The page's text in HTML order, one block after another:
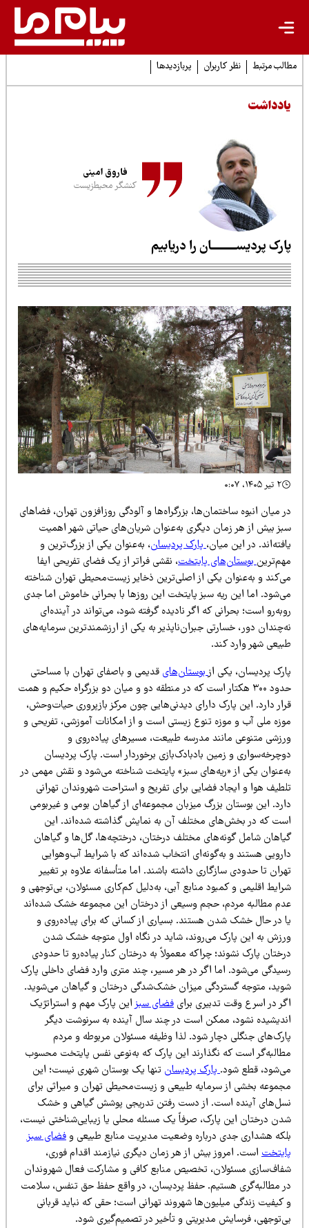
مرتبط نظر کاربران پربازدیدها
فاروق امینی
کنشگر محیط‌زیست
پردیســـــــــان را دریابیم
میان انبوه ساختمان‌ها، بزرگراه‌ها و آلودگی روزافزون تهران، فضاهای
بیش از هر زمان دیگری به‌عنوان شریان‌های حیاتی شهر اهمیت
در این میان، پارک پردیسان، به‌عنوان یکی از بزرگ‌ترین و
بوستان‌های پایتخت، نقشی فراتر از یک فضای تفریحی ایفا
و به‌عنوان یکی از اصلی‌ترین ذخایر زیست‌محیطی تهران شناخته
اما این ریه سبز پایتخت این روزها با بحرانی خاموش اما جدی
است؛ بحرانی که اگر نادیده گرفته شود، می‌تواند در آینده‌ای
دور، خسارتی جبران‌ناپذیر به یکی از ارزشمندترین سرمایه‌های
شهر وارد کند.
پردیسان، یکی ازبوستان‌هایقدیمی و باصفای تهران با مساحتی
حدود ۳۰۰ هکتار است که در منطقه دو و میان دو بزرگراه حکیم و همت
دارد. این پارک دارای دیدنی‌هایی چون مرکز بازپروری حیات‌وحش،
ملی آب و موزه تنوع زیستی است و از امکانات آموزشی، تفریحی و
متنوعی مانند مدرسه طبیعت، مسیرهای پیاده‌روی و
و زمین بادبادک‌بازی برخوردار است. پارک پردیسان
یکی از «ریه‌های سبز» پایتخت شناخته می‌شود و نقش مهمی در
هوا و ایجاد فضایی برای تفریح و استراحت شهروندان تهرانی
این بوستان بزرگ میزبان مجموعه‌ای از گیاهان بومی و غیربومی
که در بخش‌های مختلف آن به نمایش گذاشته شده‌اند. این
شامل گونه‌های مختلف درختان، درختچه‌ها، گل‌ها و گیاهان
هستند و به‌گونه‌ای انتخاب شده‌اند که با شرایط آب‌وهوایی
تا حدودی سازگاری داشته باشند. اما متأسفانه علاوه بر تغییر
اقلیمی و کمبود منابع آبی، به‌دلیل کم‌کاری مسئولان، بی‌توجهی و
مطالبه مردم، حجم وسیعی از درختان این مجموعه خشک شده‌اند
در حال خشک شدن هستند. بسیاری از کسانی که برای پیاده‌روی و
به این پارک می‌روند، شاید در نگاه اول متوجه خشک شدن
پارک نشوند؛ چراکه معمولاً به درختان کنار پیاده‌رو تا حدودی
می‌شود. اما اگر در هر مسیر، چند متری وارد فضای داخلی پارک
متوجه گستردگی میزان خشک‌شدگی درختان و گیاهان می‌شوید.
در اسرع وقت تدبیری برای فضای سبزاین پارک مهم و استراتژیک
نشود، ممکن است در چند سال آینده به سرنوشت دیگر
جنگلی دچار شود. لذا وظیفه مسئولان مربوطه و مردم
است که نگذارند این پارک که به‌نوعی نفس پایتخت محسوب
قطع شود. پارک پردیسانتنها یک بوستان شهری نیست؛ این
بخشی از سرمایه طبیعی و زیست‌محیطی تهران و میراثی برای
آینده است. از دست رفتن تدریجی پوشش گیاهی و خشک
درختان این پارک، صرفاً یک مسئله محلی یا زیبایی‌شناختی نیست،
هشداری جدی درباره وضعیت مدیریت منابع طبیعی وفضای سبز
است. امروز بیش از هر زمان دیگری نیازمند اقدام فوری،
مسئولان، تخصیص منابع کافی و مشارکت فعال شهروندان
مطالبه‌گری هستیم. حفظ پردیسان، در واقع حفظ حق تنفس، سلامت
کیفیت زندگی میلیون‌ها شهروند تهرانی است؛ حقی که نباید قربانی
فرسایش مدیریتی و تأخیر در تصمیم‌گیری شود.